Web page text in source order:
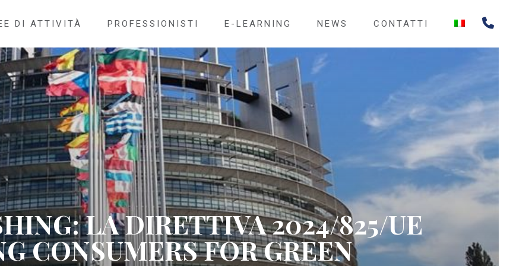
DI ATTIVITÀ PROFESSIONISTI E-LEARNING NEWS CONTATTI
LA DIRETTIVA 2024/825/UE
CONSUMERS FOR GREEN